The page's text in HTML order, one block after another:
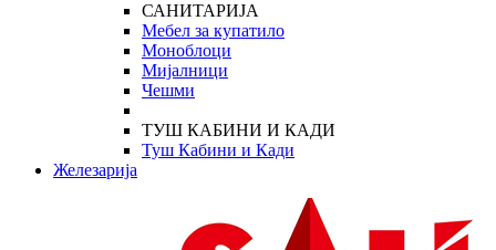
САНИТАРИЈА
Мебел за купатило
Моноблоци
Мијалници
Чешми
ТУШ КАБИНИ И КАДИ
Туш Кабини и Кади
Железарија